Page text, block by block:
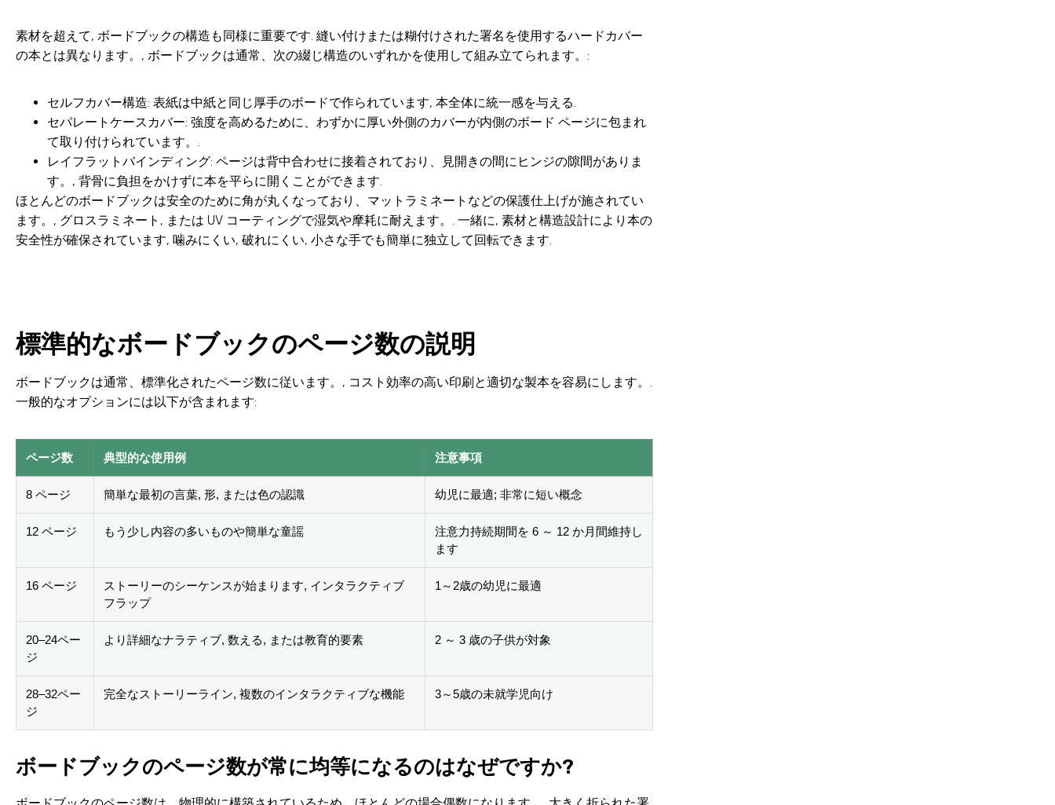
素材を超えて, ボードブックの構造も同様に重要です. 縫い付けまたは糊付けされた署名を使用するハードカバー
の本とは異なります。, ボードブックは通常、次の綴じ構造のいずれかを使用して組み立てられます。:
セルフカバー構造: 表紙は中紙と同じ厚手のボードで作られています, 本全体に統一感を与える.
セパレートケースカバー: 強度を高めるために、わずかに厚い外側のカバーが内側のボード ページに包まれ
て取り付けられています。.
レイフラットバインディング: ページは背中合わせに接着されており、見開きの間にヒンジの隙間がありま
す。, 背骨に負担をかけずに本を平らに開くことができます.
ほとんどのボードブックは安全のために角が丸くなっており、マットラミネートなどの保護仕上げが施されてい
ます。, グロスラミネート, または UV コーティングで湿気や摩耗に耐えます。. 一緒に, 素材と構造設計により本の
安全性が確保されています, 噛みにくい, 破れにくい, 小さな手でも簡単に独立して回転できます.
標準的なボードブックのページ数の説明
ボードブックは通常、標準化されたページ数に従います。, コスト効率の高い印刷と適切な製本を容易にします。.
一般的なオプションには以下が含まれます:
ページ数 典型的な使用例 注意事項
8 ページ 簡単な最初の言葉, 形, または色の認識 幼児に最適; 非常に短い概念
12 ページ もう少し内容の多いものや簡単な童謡
注意力持続期間を 6 ～ 12 か月間維持し
ます
16 ページ
ストーリーのシーケンスが始まります, インタラクティブ
フラップ
1～2歳の幼児に最適
20–24ペー
ジ
より詳細なナラティブ, 数える, または教育的要素 2 ～ 3 歳の子供が対象
28–32ペー
ジ
完全なストーリーライン, 複数のインタラクティブな機能 3～5歳の未就学児向け
ボードブックのページ数が常に均等になるのはなぜですか?